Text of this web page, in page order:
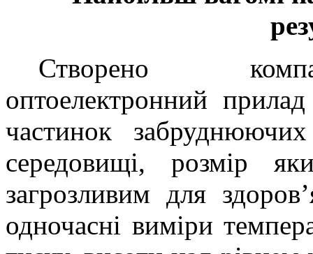
Створено
оптоелектронний
частинок
середовищі, розмір
загрозливим для
одночасні виміри